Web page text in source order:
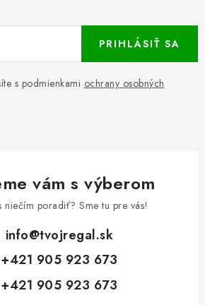
s podmienkami ochrany osobných
PRIHLÁSIŤ SA
vám s výberom
niečím poradiť? Sme tu pre vás!
info@tvojregal.sk
+421 905 923 673
+421 905 923 673